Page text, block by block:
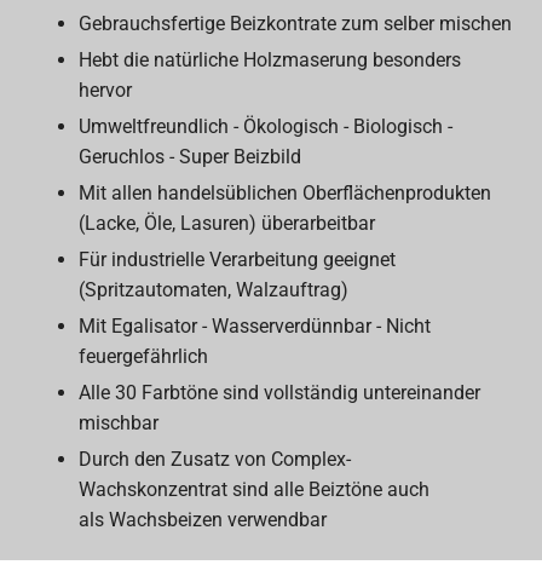
Gebrauchsfertige Beizkontrate zum selber mischen
Hebt die natürliche Holzmaserung besonders
hervor
Umweltfreundlich - Ökologisch - Biologisch -
Geruchlos - Super Beizbild
Mit allen handelsüblichen Oberflächenprodukten
(Lacke, Öle, Lasuren) überarbeitbar
Für industrielle Verarbeitung geeignet
(Spritzautomaten, Walzauftrag)
Mit Egalisator - Wasserverdünnbar - Nicht
feuergefährlich
Alle 30 Farbtöne sind vollständig untereinander
mischbar
Durch den Zusatz von Complex-
Wachskonzentrat sind alle Beiztöne auch
als Wachsbeizen verwendbar